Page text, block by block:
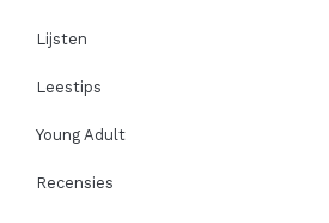
Lijsten
Leestips
Young Adult
Recensies